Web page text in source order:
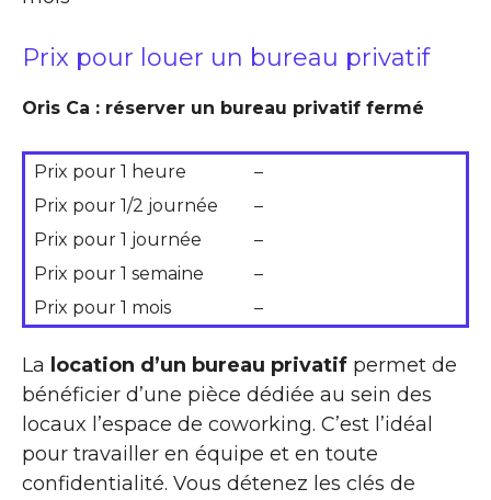
Prix pour louer un bureau privatif
Oris Ca : réserver un bureau privatif fermé
Prix pour 1 heure
–
Prix pour 1/2 journée
–
Prix pour 1 journée
–
Prix pour 1 semaine
–
Prix pour 1 mois
–
La location d’un bureau privatif permet de
bénéficier d’une pièce dédiée au sein des
locaux l’espace de coworking. C’est l’idéal
pour travailler en équipe et en toute
confidentialité. Vous détenez les clés de